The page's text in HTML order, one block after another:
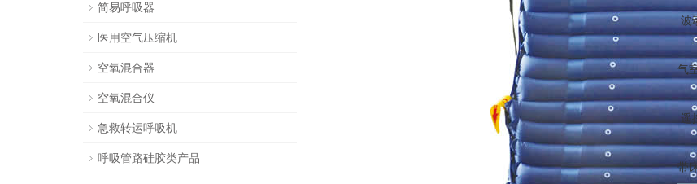
波
气
遥
带
简易呼吸器
医用空气压缩机
空氧混合器
空氧混合仪
急救转运呼吸机
呼吸管路硅胶类产品